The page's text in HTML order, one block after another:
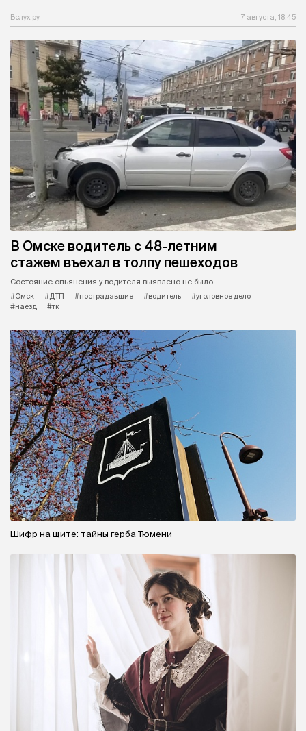
Вслух.ру 7 августа, 18:45
В Омске водитель с 48-летним
стажем въехал в толпу пешеходов
Состояние опьянения у водителя выявлено не было.
#Омск
#ДТП #пострадавшие #водитель
#уголовное дело
#наезд
#тк
Шифр на щите: тайны герба Тюмени